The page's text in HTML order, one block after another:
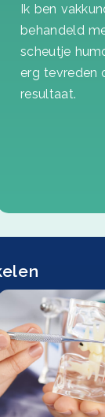
Ik ben
behandeld
scheutje
erg tevreden
resultaat.